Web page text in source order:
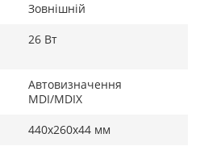
Зовнішній
26 Вт
Автовизначення
MDI/MDIX
440х260х44 мм